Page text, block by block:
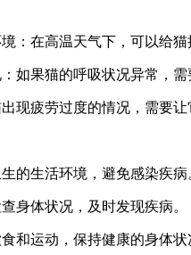
：在高温天气下，可以给
如果猫的呼吸状况异常，
现疲劳过度的情况，需要
的生活环境，避免感染疾病
身体状况，及时发现疾病。
和运动，保持健康的身体状